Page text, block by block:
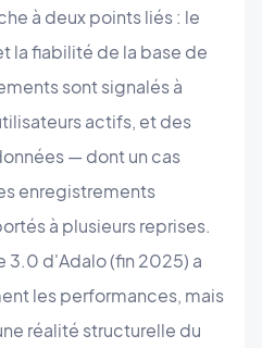
à deux points liés : le
la fiabilité de la base de
sont signalés à
actifs, et des
— dont un cas
enregistrements
à plusieurs reprises.
3.0 d'Adalo (fin 2025) a
les performances, mais
réalité structurelle du